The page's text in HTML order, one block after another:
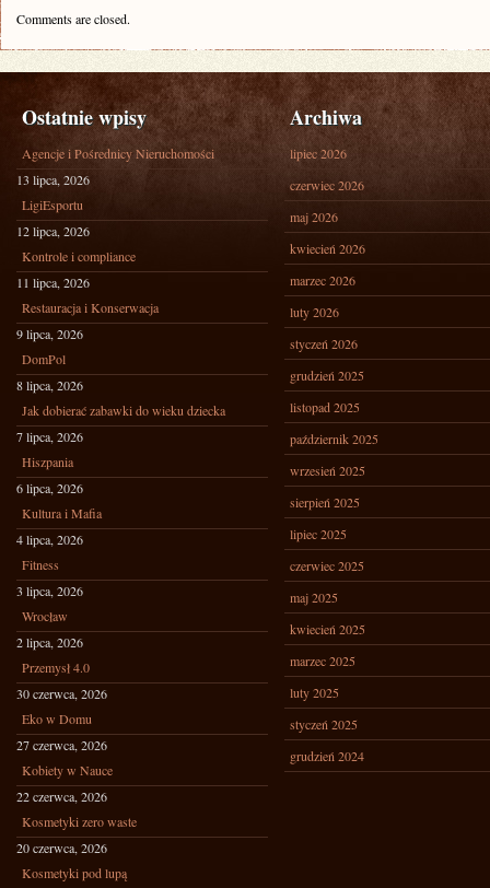
Comments are closed.
Ostatnie wpisy
Agencje i Pośrednicy Nieruchomości
13 lipca, 2026
LigiEsportu
12 lipca, 2026
Kontrole i compliance
11 lipca, 2026
Restauracja i Konserwacja
9 lipca, 2026
DomPol
8 lipca, 2026
Jak dobierać zabawki do wieku dziecka
7 lipca, 2026
Hiszpania
6 lipca, 2026
Kultura i Mafia
4 lipca, 2026
Fitness
3 lipca, 2026
Wrocław
2 lipca, 2026
Przemysł 4.0
30 czerwca, 2026
Eko w Domu
27 czerwca, 2026
Kobiety w Nauce
22 czerwca, 2026
Kosmetyki zero waste
20 czerwca, 2026
Kosmetyki pod lupą
Archiwa
lipiec 2026
czerwiec 2026
maj 2026
kwiecień 2026
marzec 2026
luty 2026
styczeń 2026
grudzień 2025
listopad 2025
październik 2025
wrzesień 2025
sierpień 2025
lipiec 2025
czerwiec 2025
maj 2025
kwiecień 2025
marzec 2025
luty 2025
styczeń 2025
grudzień 2024